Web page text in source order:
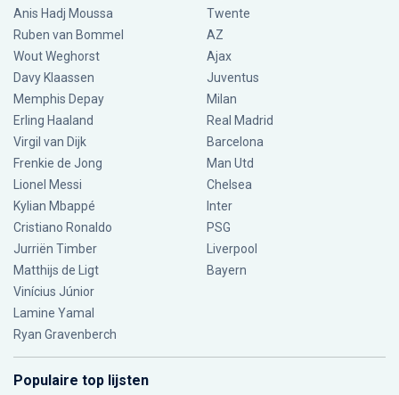
Anis Hadj Moussa
Ruben van Bommel
Wout Weghorst
Davy Klaassen
Memphis Depay
Erling Haaland
Virgil van Dijk
Frenkie de Jong
Lionel Messi
Kylian Mbappé
Cristiano Ronaldo
Jurriën Timber
Matthijs de Ligt
Vinícius Júnior
Lamine Yamal
Ryan Gravenberch
Twente
AZ
Ajax
Juventus
Milan
Real Madrid
Barcelona
Man Utd
Chelsea
Inter
PSG
Liverpool
Bayern
Populaire top lijsten